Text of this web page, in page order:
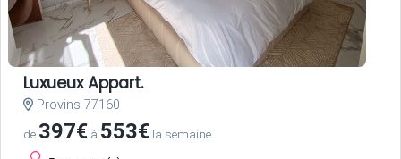
Luxueux Appart.
Provins 77160
de 397€ à 553€ la semaine